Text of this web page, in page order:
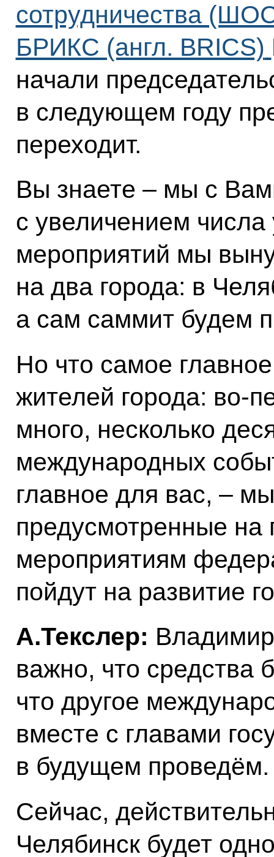
сотрудничества
БРИКС (англ. BRICS)
начали
в следующем году
переходит.
Вы знаете – мы с
с увеличением числа
мероприятий мы
на два города: в
а сам саммит будем
Но что самое
жителей города:
много, несколько
международных
главное для вас, –
предусмотренные на
мероприятиям
пойдут на развитие
А.Текслер:
важно, что средства
что другое
вместе с главами
в будущем проведём.
Сейчас,
Челябинск будет